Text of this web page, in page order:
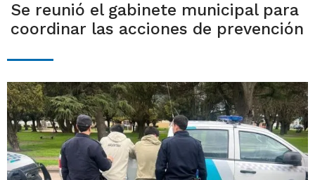
Se reunió el gabinete municipal para
coordinar las acciones de prevención